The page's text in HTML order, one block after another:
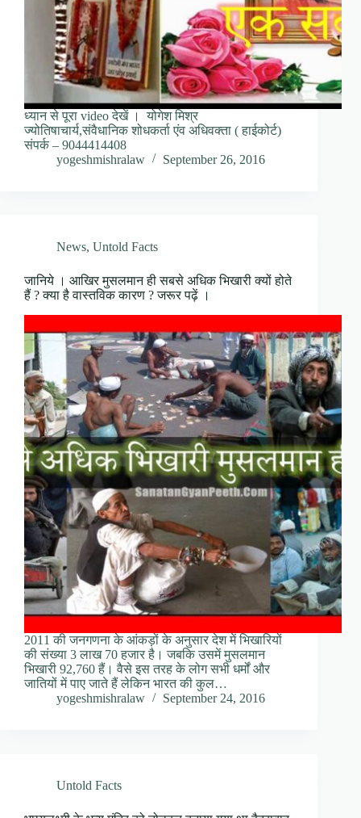
ध्यान से पूरा video देखें । योगेश मिश्र
ज्योतिषाचार्य,संवैधानिक शोधकर्ता एंव अधिवक्ता ( हाईकोर्ट)
संपर्क – 9044414408
yogeshmishralaw
September 26, 2016
News, Untold Facts
जानिये । आखिर मुसलमान ही सबसे अधिक भिखारी क्यों होते
हैं ? क्या है वास्तविक कारण ? जरूर पढ़ें ।
2011 की जनगणना के आंकड़ों के अनुसार देश में भिखारियों
की संख्या 3 लाख 70 हजार है। जबकि उसमें मुसलमान
भिखारी 92,760 हैं। वैसे इस तरह के लोग सभी धर्मों और
जातियों में पाए जाते हैं लेकिन भारत की कुल…
yogeshmishralaw
September 24, 2016
Untold Facts